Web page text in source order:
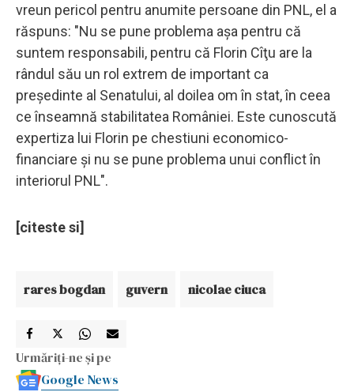
vreun pericol pentru anumite persoane din PNL, el a
răspuns: "Nu se pune problema aşa pentru că
suntem responsabili, pentru că Florin Cîţu are la
rândul său un rol extrem de important ca
preşedinte al Senatului, al doilea om în stat, în ceea
ce înseamnă stabilitatea României. Este cunoscută
expertiza lui Florin pe chestiuni economico-
financiare şi nu se pune problema unui conflict în
interiorul PNL".
[citeste si]
rares bogdan guvern nicolae ciuca
Urmăriți-ne și pe
Google News